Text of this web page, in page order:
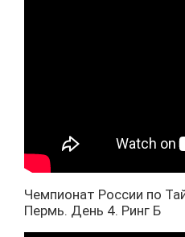
Чемпионат России по
Пермь. День 4. Ринг Б